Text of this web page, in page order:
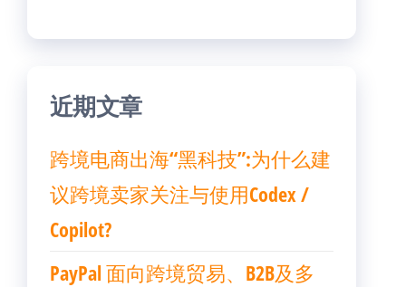
近期文章
跨境电商出海“黑科技”:为什么建
议跨境卖家关注与使用Codex /
Copilot?
PayPal 面向跨境贸易、B2B及多